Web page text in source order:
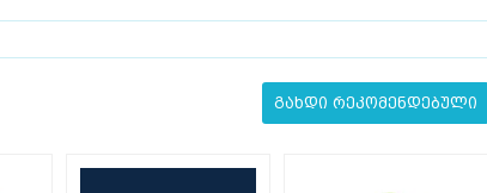
გახდი რეკომენდებული